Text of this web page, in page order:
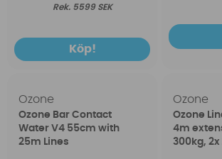
5599 SEK
Köp!
Ozone
Ozone Bar Contact
Water V4 55cm with
25m Lines
Ozone
Ozone
4m
300kg,